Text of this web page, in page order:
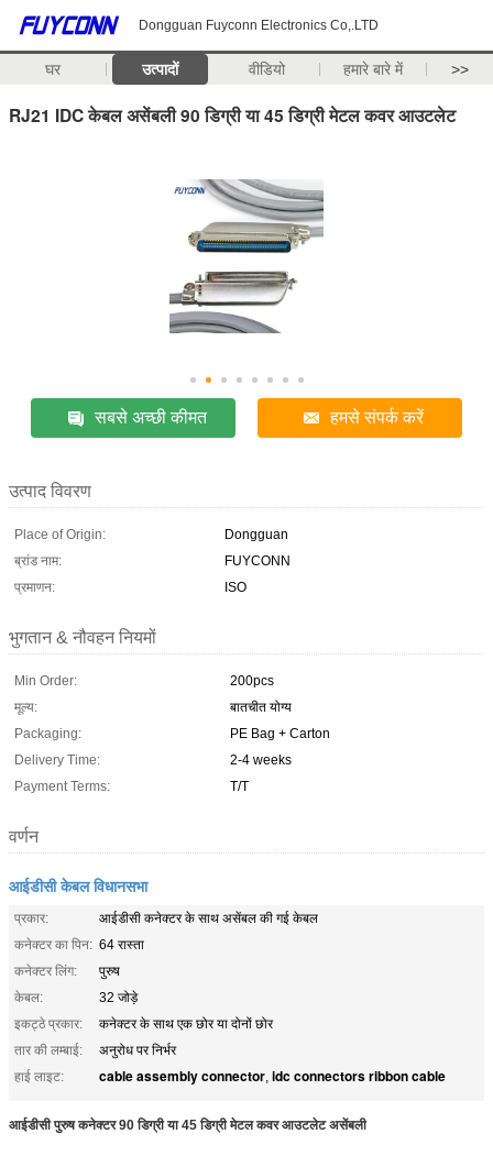
Dongguan Fuyconn Electronics Co,.LTD
घर उत्पादों वीडियो हमारे बारे में >>
RJ21 IDC केबल असेंबली 90 डिग्री या 45 डिग्री मेटल कवर आउटलेट
सबसे अच्छी कीमत हमसे संपर्क करें
उत्पाद विवरण
Place of Origin:
Dongguan
ब्रांड नाम:
FUYCONN
प्रमाणन:
ISO
भुगतान & नौवहन नियमों
Min Order:
200pcs
मूल्य:
बातचीत योग्य
Packaging:
PE Bag + Carton
Delivery Time:
2-4 weeks
Payment Terms:
T/T
वर्णन
आईडीसी केबल विधानसभा
प्रकार:
आईडीसी कनेक्टर के साथ असेंबल की गई केबल
कनेक्टर का पिन: 64 रास्ता
कनेक्टर लिंग:
पुरुष
केबल:
32 जोड़े
इकट्ठे प्रकार:
कनेक्टर के साथ एक छोर या दोनों छोर
तार की लम्बाई:
अनुरोध पर निर्भर
हाई लाइट:
cable assembly connector, idc connectors ribbon cable
आईडीसी पुरुष कनेक्टर 90 डिग्री या 45 डिग्री मेटल कवर आउटलेट असेंबली